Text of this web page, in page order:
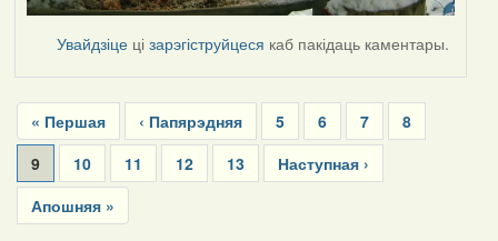
Увайдзіце цізарэгіструйцеся каб пакідаць каментары.
Pagination
First
page
« Першая
Previous
page
‹ Папярэдняя Page
5 Page
6 Page
7 Page
8
Current
page
9 Page
10 Page
11 Page
12 Page
13
Next
page
Наступная ›
Last
page
Апошняя »